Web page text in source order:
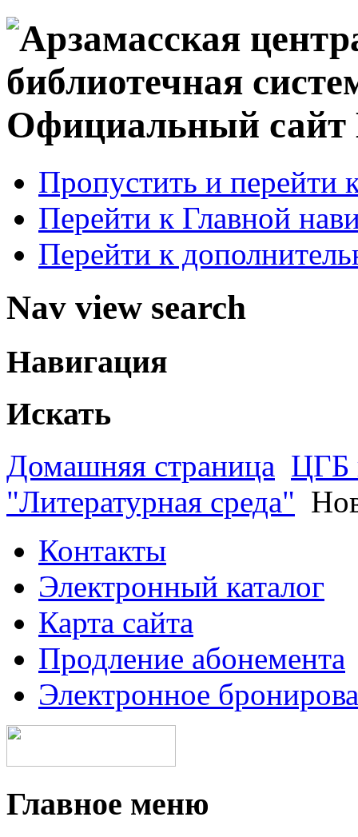
Официальный
Пропустить и перейти
Перейти к Главной
Перейти к
Nav view search
Навигация
Искать
Домашняя страница ЦГБ
"Литературная среда"
Контакты
Электронный каталог
Карта сайта
Продление абонемента
Электронное
Главное меню